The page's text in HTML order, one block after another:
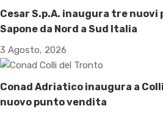
Cesar S.p.A. inaugura tre
Sapone da Nord a Sud Italia
3 Agosto, 2026
Conad Adriatico inaugura a
nuovo punto vendita